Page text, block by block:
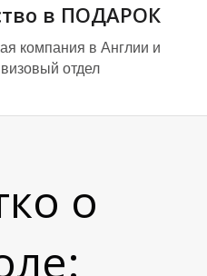
в ПОДАРОК
компания в Англии и
отдел
о